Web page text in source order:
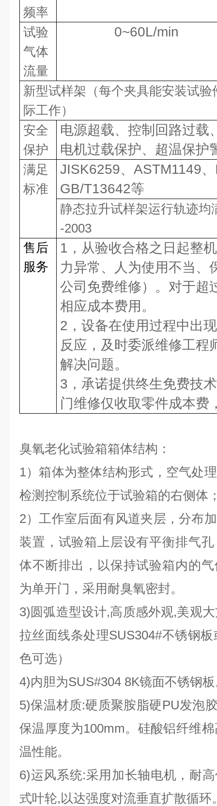
频率
试验
气体
流量
0~60L/min
新型试样架（每个夹具能安装试
际工作）
安全
保护
电源超载、控制回路过载
电机过载保护、超温保护
满足
标准
JISK6259、ASTM1149
GB/T13642等
静态拉升试样架运行轨迹均
-2003
售后
服务
1，从验收合格之日起整
力异常、人为使用不当、
公司免费维修）。对于超
相应成本费用。
2，设备在使用过程中出
反应，及时委派维修工程
解决问题。
3，承诺提供终生免费技
门维修仅收取零件成本费
臭氧老化试验箱箱体结构：
1）箱体为整体结构形式，空气处
检测控制系统位于试验箱的右侧体
2）工作室后面有风道夹层，分布
装置，试验箱上层设有平衡排气
体不断排出，以保持试验箱内的
为单开门，采用耐臭氧密封。
3)圆弧造型设计,高质感外观,美观
拉丝面线条处理SUS304#不锈钢
色可选）
4)内胆为SUS#304 8K镜面不锈钢
5)保温材质:硬质聚胺脂硬PU发泡
保温厚度为100mm。硅酸铝纤维
温性能。
6)运风系统:采用加长轴电机，耐
式叶轮,以达强度对流垂直扩散循环